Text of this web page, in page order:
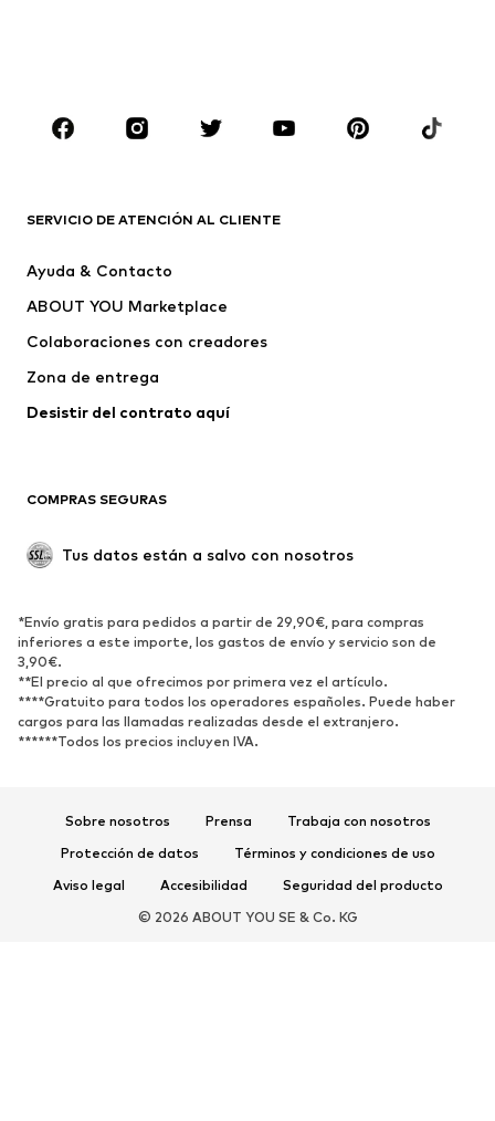
Zapatos
Deporte
Vestidos
Camisetas y tops
Chaquetas
Jerséis y punto
Ropa interior
Abrigos
Tallas grandes
Reciclado
ZAPATOS
Nuevo
Zapatillas de deporte
Botines
Zapatos de tacón y plataforma Botas
Zapatillas de casa
Exclusivo
SERVICIO DE ATENCIÓN AL CLIENTE
Ayuda & Contacto
ABOUT YOU Marketplace
Colaboraciones con creadores
Zona de entrega
Desistir del contrato aquí
COMPRAS SEGURAS
Tus datos están a salvo con nosotros
*Envío gratis para pedidos a partir de 29,90€, para compras
inferiores a este importe, los gastos de envío y servicio son de
3,90€.
**El precio al que ofrecimos por primera vez el artículo.
****Gratuito para todos los operadores españoles. Puede haber
cargos para las llamadas realizadas desde el extranjero.
******Todos los precios incluyen IVA.
Sobre nosotros Prensa
Trabaja con nosotros
Protección de datos
Términos y condiciones de uso
Aviso legal
Accesibilidad
Seguridad del producto
© 2026 ABOUT YOU SE & Co. KG